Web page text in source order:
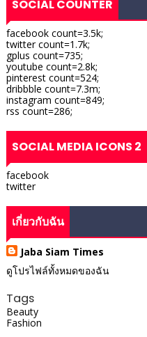
SOCIAL COUNTER
facebook count=3.5k;
twitter count=1.7k;
gplus count=735;
youtube count=2.8k;
pinterest count=524;
dribbble count=7.3m;
instagram count=849;
rss count=286;
SOCIAL MEDIA ICONS 2
facebook
twitter
เกี่ยวกับฉัน
Jaba Siam Times
ดูโปรไฟล์ทั้งหมดของฉัน
Tags
Beauty
Fashion